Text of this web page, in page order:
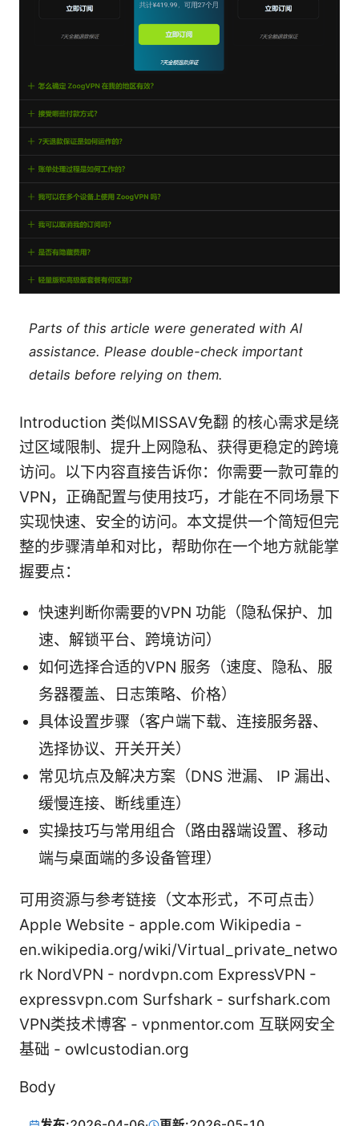
Parts of this article were generated with AI
assistance. Please double-check important
details before relying on them.
Introduction 类似MISSAV免翻 的核心需求是绕
过区域限制、提升上网隐私、获得更稳定的跨境
访问。以下内容直接告诉你：你需要一款可靠的
VPN，正确配置与使用技巧，才能在不同场景下
实现快速、安全的访问。本文提供一个简短但完
整的步骤清单和对比，帮助你在一个地方就能掌
握要点：
快速判断你需要的VPN 功能（隐私保护、加
速、解锁平台、跨境访问）
如何选择合适的VPN 服务（速度、隐私、服
务器覆盖、日志策略、价格）
具体设置步骤（客户端下载、连接服务器、
选择协议、开关开关）
常见坑点及解决方案（DNS 泄漏、 IP 漏出、
缓慢连接、断线重连）
实操技巧与常用组合（路由器端设置、移动
端与桌面端的多设备管理）
可用资源与参考链接（文本形式，不可点击）
Apple Website - apple.com Wikipedia -
en.wikipedia.org/wiki/Virtual_private_netwo
rk NordVPN - nordvpn.com ExpressVPN -
expressvpn.com Surfshark - surfshark.com
VPN类技术博客 - vpnmentor.com 互联网安全
基础 - owlcustodian.org
Body